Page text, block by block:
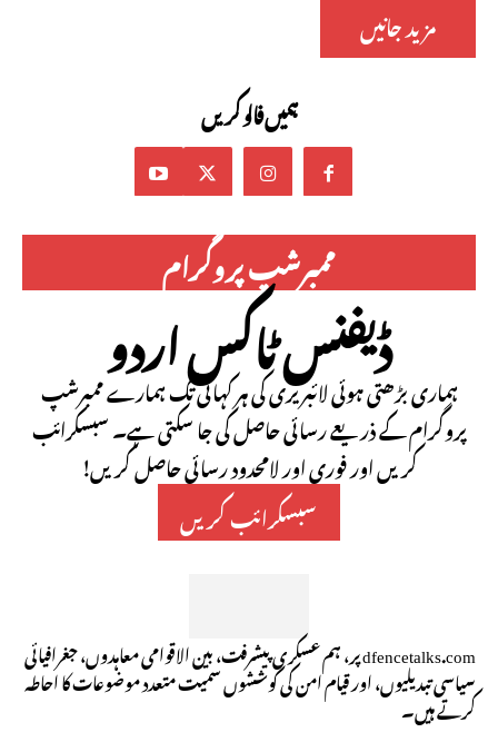
مزید جانیں
ہمیں فالو کریں
ممبرشپ پروگرام
ڈیفنس ٹاکس اردو
ہماری بڑھتی ہوئی لائبریری کی ہر کہانی تک ہمارے ممبرشپ
پروگرام کے ذریعے رسائی حاصل کی جا سکتی ہے۔ سبسکرائب
کریں اور فوری اور لامحدود رسائی حاصل کریں!
سبسکرائب کریں
dfencetalks.com پر، ہم عسکری پیشرفت، بین الاقوامی معاہدوں، جغرافیائی
سیاسی تبدیلیوں، اور قیام امن کی کوششوں سمیت متعدد موضوعات کا احاطہ
کرتے ہیں۔